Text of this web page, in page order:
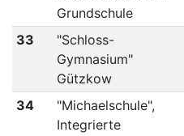
Grundschule
33
"Schloss-
Gymnasium"
Gützkow
34
"Michaelschule",
Integrierte